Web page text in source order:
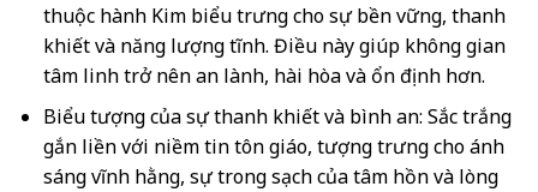
thuộc hành Kim biểu trưng cho sự bền vững, thanh
khiết và năng lượng tĩnh. Điều này giúp không gian
tâm linh trở nên an lành, hài hòa và ổn định hơn.
Biểu tượng của sự thanh khiết và bình an: Sắc trắng
gắn liền với niềm tin tôn giáo, tượng trưng cho ánh
sáng vĩnh hằng, sự trong sạch của tâm hồn và lòng